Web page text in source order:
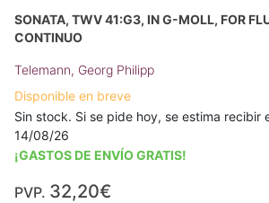
SONATA, TWV 41:G3, IN G-MOLL, FOR
CONTINUO
Telemann, Georg Philipp
Disponible en breve
Sin stock. Si se pide hoy, se estima recibir
14/08/26
¡GASTOS DE ENVÍO GRATIS!
PVP. 32,20€